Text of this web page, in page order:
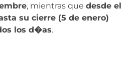
, mientras que desde el
su cierre (5 de enero)
los d�as.